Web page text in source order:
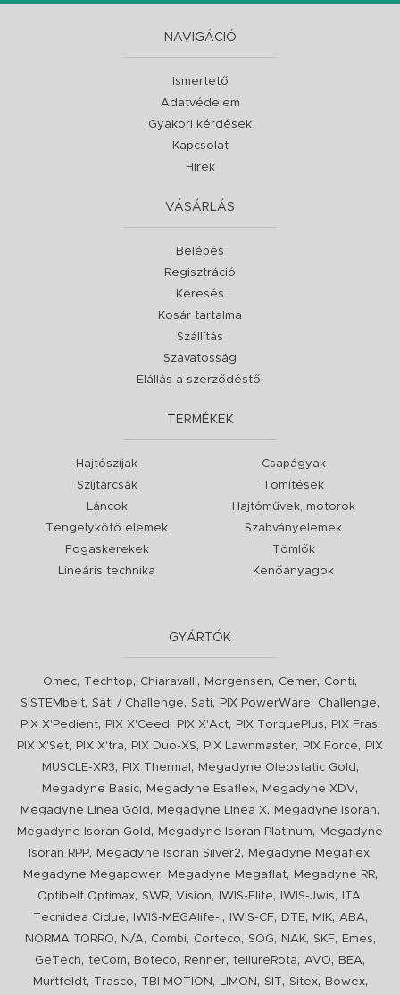
NAVIGÁCIÓ
Ismertető
Adatvédelem
Gyakori kérdések
Kapcsolat
Hírek
VÁSÁRLÁS
Belépés
Regisztráció
Keresés
Kosár tartalma
Szállítás
Szavatosság
Elállás a szerződéstől
TERMÉKEK
Hajtószíjak
Szíjtárcsák
Láncok
Tengelykötő elemek
Fogaskerekek
Lineáris technika
Csapágyak
Tömítések
Hajtóművek, motorok
Szabványelemek
Tömlők
Kenőanyagok
GYÁRTÓK
Omec, Techtop, Chiaravalli, Morgensen, Cemer, Conti,
SISTEMbelt, Sati / Challenge, Sati, PIX PowerWare, Challenge,
PIX X'Pedient, PIX X'Ceed , PIX X'Act, PIX TorquePlus, PIX Fras,
PIX X'Set, PIX X'tra, PIX Duo-XS, PIX Lawnmaster, PIX Force,
PIX
MUSCLE-XR3, PIX Thermal , Megadyne Oleostatic Gold ,
Megadyne Basic, Megadyne Esaflex, Megadyne XDV,
Megadyne Linea Gold , Megadyne Linea X, Megadyne Isoran,
Megadyne Isoran Gold , Megadyne Isoran Platinum,
Megadyne
Isoran RPP, Megadyne Isoran Silver2, Megadyne Megaflex,
Megadyne Megapower, Megadyne Megaflat, Megadyne RR,
Optibelt Optimax, SWR, Vision, IWIS-Elite, IWIS-Jwis, ITA,
Tecnidea Cidue, IWIS-MEGAlife-I , IWIS-CF, DTE, MIK, ABA,
NORMA TORRO, N/A, Combi, Corteco, SOG, NAK, SKF, Emes,
GeTech, teCom, Boteco, Renner, tellureRota, AVO, BEA,
Murtfeldt, Trasco, TBI MOTION , LIMON , SIT, Sitex, Bowex,